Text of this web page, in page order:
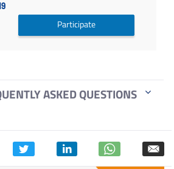
Participate
ASKED QUESTIONS